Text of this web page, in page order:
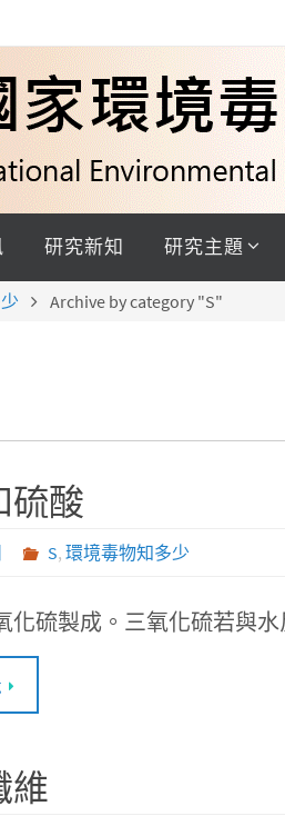
研究新知 研究主題
Archive by category "S"
硫酸
S, 環境毒物知多少
化硫製成。三氧化硫若與
維